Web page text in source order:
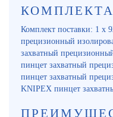
Комплект поставки: 1 x
прецизионный
захватный
пинцет захватный
пинцет захватный
KNIPEX пинцет